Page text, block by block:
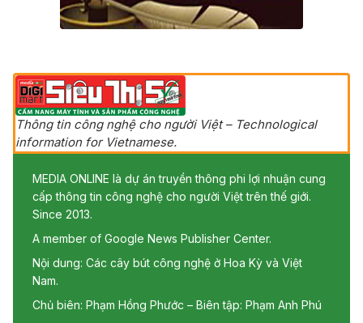
Thông tin công nghệ cho người Việt – Technological
information for Vietnamese.
MEDIA ONLINE là dự án truyền thông phi lợi nhuận cung
cấp thông tin công nghệ cho người Việt trên thế giới.
Since 2013.
A member of Google News Publisher Center.
Nội dung: Các cây bút công nghệ ở Hoa Kỳ và Việt
Nam.
Chủ biên: Phạm Hồng Phước – Biên tập: Phạm Anh Phú